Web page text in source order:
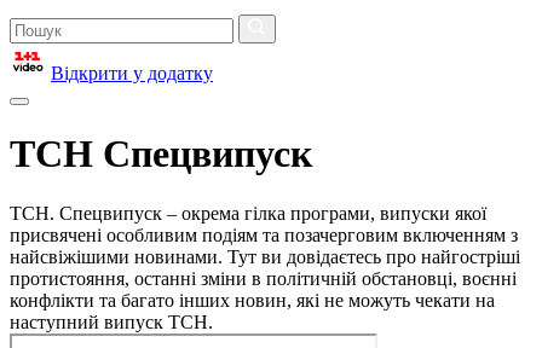
Відкрити у додатку
ТСН Спецвипуск
ТСН. Спецвипуск – окрема гілка програми, випуски якої
присвячені особливим подіям та позачерговим включенням з
найсвіжішими новинами. Тут ви довідаєтесь про найгостріші
протистояння, останні зміни в політичній обстановці, воєнні
конфлікти та багато інших новин, які не можуть чекати на
наступний випуск ТСН.